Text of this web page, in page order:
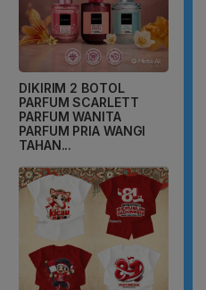
DIKIRIM 2 BOTOL
PARFUM SCARLETT
PARFUM WANITA
PARFUM PRIA WANGI
TAHAN...